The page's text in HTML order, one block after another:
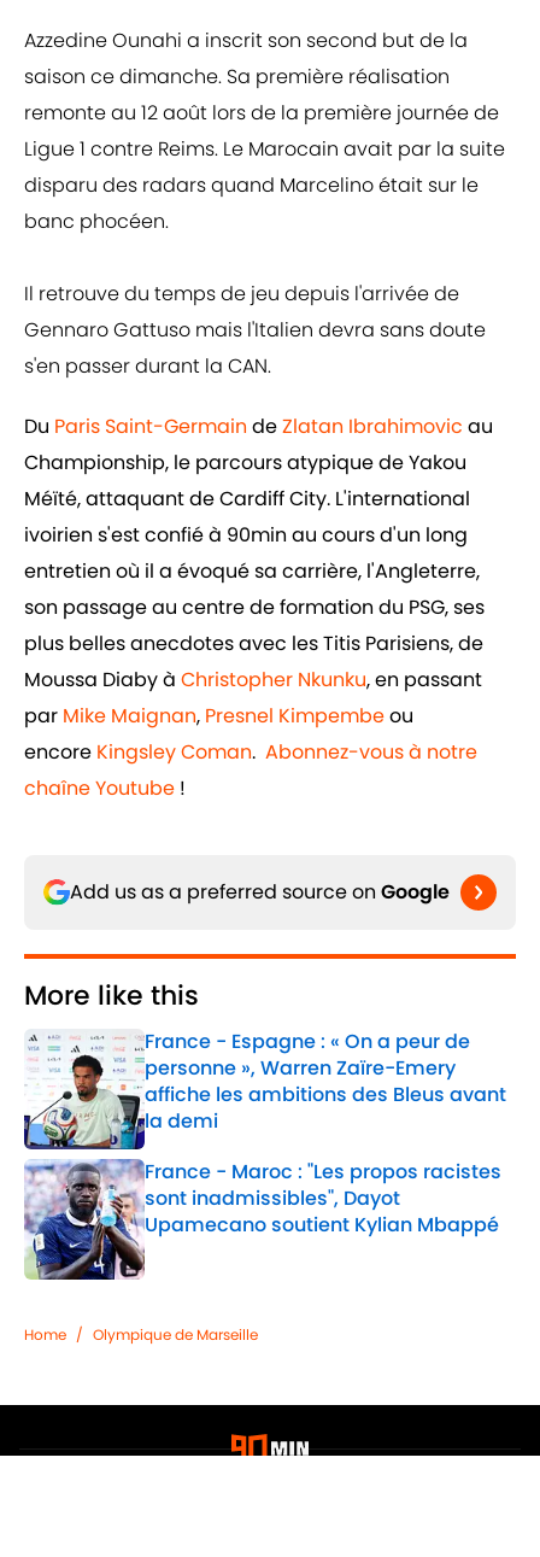
Azzedine Ounahi a inscrit son second but de la
saison ce dimanche. Sa première réalisation
remonte au 12 août lors de la première journée de
Ligue 1 contre Reims. Le Marocain avait par la suite
disparu des radars quand Marcelino était sur le
banc phocéen.
Il retrouve du temps de jeu depuis l'arrivée de
Gennaro Gattuso mais l'Italien devra sans doute
s'en passer durant la CAN.
Du Paris Saint-Germain deZlatan Ibrahimovic au
Championship, le parcours atypique de Yakou
Méïté, attaquant de Cardiff City. L'international
ivoirien s'est confié à 90min au cours d'un long
entretien où il a évoqué sa carrière, l'Angleterre,
son passage au centre de formation du PSG, ses
plus belles anecdotes avec les Titis Parisiens, de
Moussa Diaby à Christopher Nkunku, en passant
par Mike Maignan, Presnel Kimpembeou
encore Kingsley Coman. Abonnez-vous à notre
chaîne Youtube !
Add us as a preferred source on Google
More like this
France - Espagne : « On a peur de
personne », Warren Zaïre-Emery
affiche les ambitions des Bleus avant
la demi
Published by on Invalid Date
France - Maroc : "Les propos racistes
sont inadmissibles", Dayot
Upamecano soutient Kylian Mbappé
Published by on Invalid Date
Home / Olympique de Marseille